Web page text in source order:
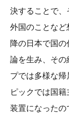
決することで
外国のことな
降の日本で国
論を生み、その
プでは多様な
ピックでは国
装置になったの